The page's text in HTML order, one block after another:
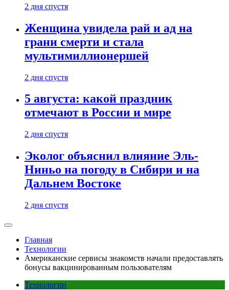
2 дня спустя
Женщина увидела рай и ад на
грани смерти и стала
мультимиллионершей
2 дня спустя
5 августа: какой праздник
отмечают в России и мире
2 дня спустя
Эколог объяснил влияние Эль-
Ниньо на погоду в Сибири и на
Дальнем Востоке
2 дня спустя
Главная
Технологии
Американские сервисы знакомств начали предоставлять
бонусы вакцинированным пользователям
Технологии